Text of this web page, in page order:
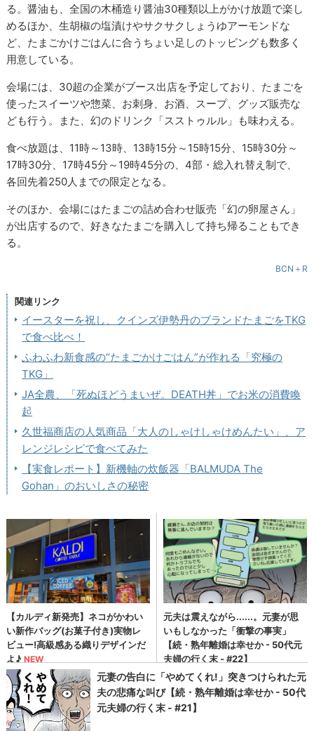
る。醤油も、全国の木桶造り醤油30種類以上がかけ放題で楽し
めるほか、生胡椒の塩漬けやサクサクしょうゆアーモンドな
ど、たまごかけごはんに合うちょい足しのトッピングも数多く
用意している。
会場には、30超の企業がブース出店を予定しており、たまごを
使ったスイーツや惣菜、お刺身、お酒、スープ、グッズ販売な
ども行う。また、幻のドリンク「スストゥルル」も味わえる。
食べ放題は、11時～13時、13時15分～15時15分、15時30分～
17時30分、17時45分～19時45分の、4部・総入れ替え制で、
各回先着250人までの限定となる。
そのほか、会場にはたまごの詰め合わせ販売「幻の卵屋さん」
が出店するので、好きなたまごを購入して持ち帰ることもでき
る。
BCN＋R
関連リンク
イースターを祝し、クインズ伊勢丹のブランドたまごをTKG
で食べ比べ！
ふわふわ新食感の“たまごかけごはん”が作れる「究極の
TKG」
JA全農、「死ぬほどうまいぜ。DEATH丼」でお米の消費喚
起
久世福商店の人気商品「大人のしゃけしゃけめんたい」、ア
レンジレシピで食べてみた
【実食レポート】新機軸の炊飯器「BALMUDA The
Gohan」のおいしさの秘密